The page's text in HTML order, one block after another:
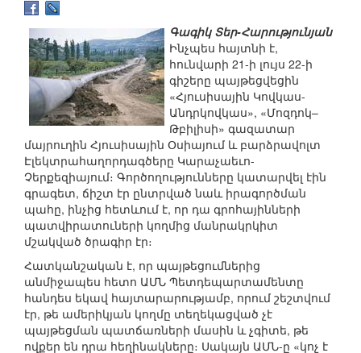
Գագիկ Տեր-Հարությունյան
Ինչպես հայտնի է,
հունվարի 21-ի լույս 22-ի
գիշերը պայթեցվեցին
«Հյուսիսային Կովկաս-
Անդրկովկաս», «Մոզդոկ–
Թբիլիսի» գազատար
մայրուղին Հյուսիսային Օսիայում և բարձրավոլտ
Էլեկտրահաղորդագծերը Կարաչաեւո-
Չերքեզիայում։ Գործողությունները կատարվել էին
գրագետ, ճիշտ էր ընտրված նաև իրագործման
պահը, ինչից հետևում է, որ դա գրոհայինների
պատվիրատուների կողմից մանրակրկիտ
մշակված ծրագիր էր։
Հատկանշական է, որ պայթեցումներից
անմիջապես հետո ԱՄՆ Պետդեպարտամենտը
հանդես եկավ հայտարարությամբ, որում շեշտվում
էր, թե ամերիկյան կողմը տեղեկացված չէ
պայթեցման պատճառների մասին և չգիտե, թե
ովքեր են դրա հեղինակները։ Սակայն ԱՄՆ-ը «կոչ է